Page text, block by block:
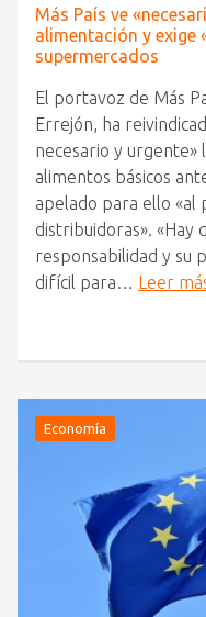
Más País ve
alimentación y exige
supermercados
El portavoz de Más
Errejón, ha
necesario y urgente»
alimentos básicos
apelado para ello «al
distribuidoras». «Hay
responsabilidad y su
difícil para… Leer
Economía